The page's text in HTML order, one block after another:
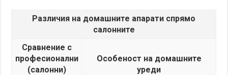
Различия на домашните апарати спрямо
салонните
Сравнение с
професионални
(салонни)
Особеност на домашните
уреди